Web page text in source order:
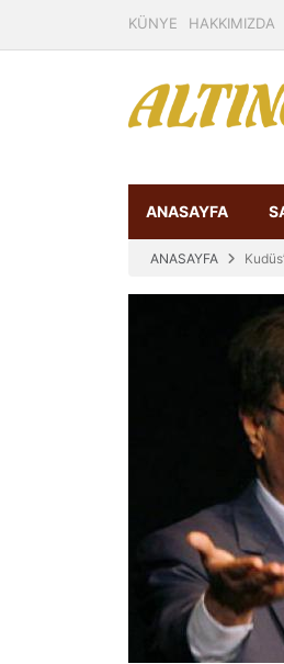
KÜNYE HAKKIMIZDA
ANASAYFA
ANASAYFA